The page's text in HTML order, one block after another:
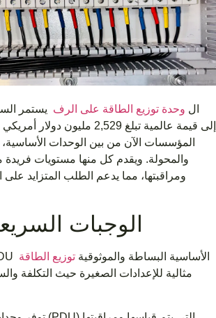
ال وحدة توزيع الطاقة على الرف يستمر
المؤسسات الآن من بين الوحدات الأساسية،
والمحولة. ويقدم كل منها مستويات
ومراقبتها، مما يدعم الطلب المتزايد على
الوجبات
توفر وحدات PDU الأساسية البساطة والموثوقية توزيع الطاقة
مثالية للإعدادات الصغيرة حيث التكلفة